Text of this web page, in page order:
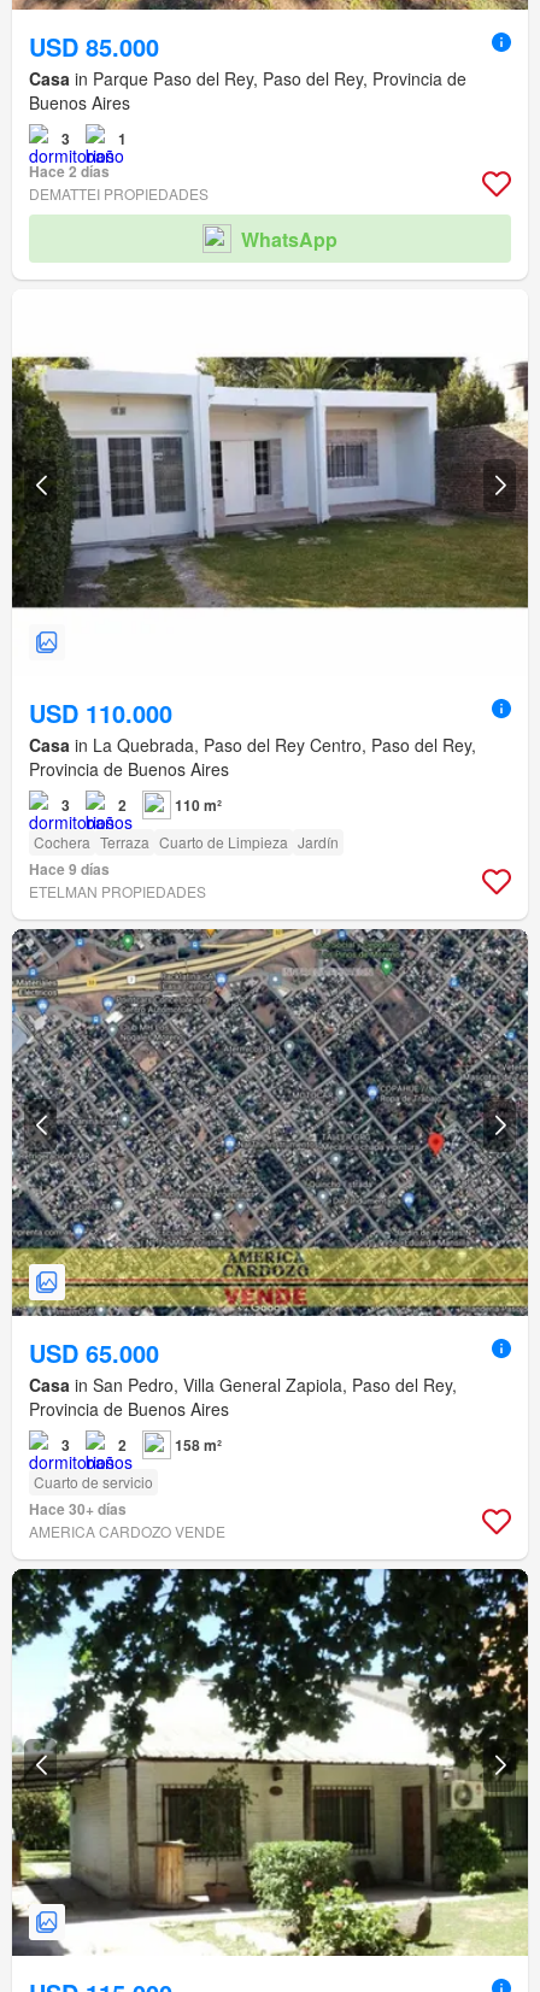
USD 85.000
Casa in Parque Paso del Rey, Paso del Rey, Provincia de
Buenos Aires
3
1
Hace 2 días
DEMATTEI PROPIEDADES
WhatsApp
USD 110.000
Casa in La Quebrada, Paso del Rey Centro, Paso del Rey,
Provincia de Buenos Aires
3 2 110 m²
Cochera Terraza Cuarto de Limpieza Jardín
Hace 9 días
ETELMAN PROPIEDADES
USD 65.000
Casa in San Pedro, Villa General Zapiola, Paso del Rey,
Provincia de Buenos Aires
3 2 158 m²
Cuarto de servicio
Hace 30+ días
AMERICA CARDOZO VENDE